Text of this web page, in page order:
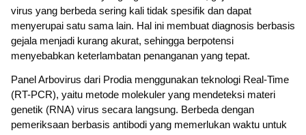
virus yang berbeda sering kali tidak spesifik dan dapat
menyerupai satu sama lain. Hal ini membuat diagnosis berbasis
gejala menjadi kurang akurat, sehingga berpotensi
menyebabkan keterlambatan penanganan yang tepat.
Panel Arbovirus dari Prodia menggunakan teknologi Real-Time
(RT-PCR), yaitu metode molekuler yang mendeteksi materi
genetik (RNA) virus secara langsung. Berbeda dengan
pemeriksaan berbasis antibodi yang memerlukan waktu untuk